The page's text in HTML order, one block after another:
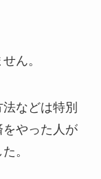
ん。
などは特別
やった人が
。